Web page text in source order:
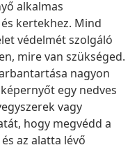
alkalmas
kertekhez. Mind
védelmét szolgáló
mire van szükséged.
nagyon
egy nedves
vagy
hogy megvédd a
az alatta lévő